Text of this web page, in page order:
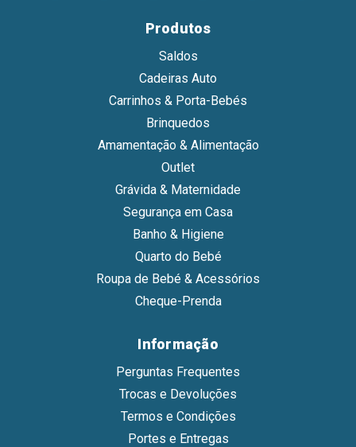
Produtos
Saldos
Cadeiras Auto
Carrinhos & Porta-Bebés
Brinquedos
Amamentação & Alimentação
Outlet
Grávida & Maternidade
Segurança em Casa
Banho & Higiene
Quarto do Bebé
Roupa de Bebé & Acessórios
Cheque-Prenda
Informação
Perguntas Frequentes
Trocas e Devoluções
Termos e Condições
Portes e Entregas